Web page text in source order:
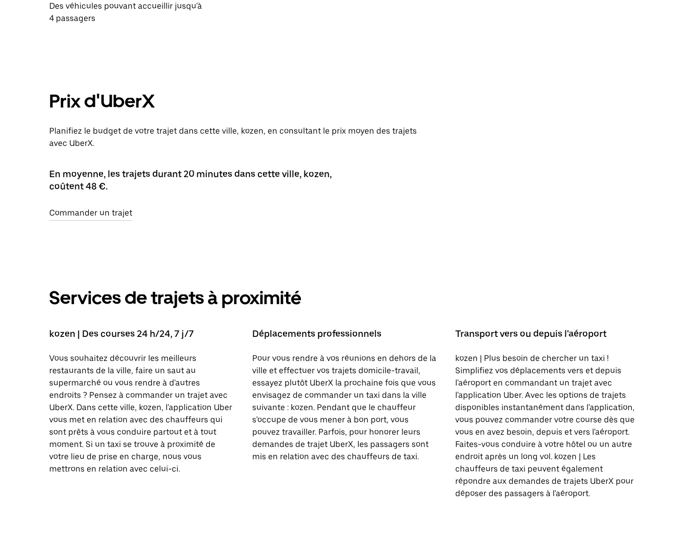
Des véhicules pouvant accueillir jusqu'à
4 passagers
Prix d'UberX
Planifiez le budget de votre trajet dans cette ville, kozen, en consultant le prix moyen des trajets
avec UberX.
En moyenne, les trajets durant 20 minutes dans cette ville, kozen,
coûtent 48 €.
Commander un trajet
Services de trajets à proximité
kozen | Des courses 24 h/24, 7 j/7
Vous souhaitez découvrir les meilleurs
restaurants de la ville, faire un saut au
supermarché ou vous rendre à d'autres
endroits ? Pensez à commander un trajet avec
UberX. Dans cette ville, kozen, l'application Uber
vous met en relation avec des chauffeurs qui
sont prêts à vous conduire partout et à tout
moment. Si un taxi se trouve à proximité de
votre lieu de prise en charge, nous vous
mettrons en relation avec celui-ci.
Déplacements professionnels
Pour vous rendre à vos réunions en dehors de la
ville et effectuer vos trajets domicile-travail,
essayez plutôt UberX la prochaine fois que vous
envisagez de commander un taxi dans la ville
suivante : kozen. Pendant que le chauffeur
s'occupe de vous mener à bon port, vous
pouvez travailler. Parfois, pour honorer leurs
demandes de trajet UberX, les passagers sont
mis en relation avec des chauffeurs de taxi.
Transport vers ou depuis l'aéroport
kozen | Plus besoin de chercher un taxi !
Simplifiez vos déplacements vers et depuis
l'aéroport en commandant un trajet avec
l'application Uber. Avec les options de trajets
disponibles instantanément dans l'application,
vous pouvez commander votre course dès que
vous en avez besoin, depuis et vers l'aéroport.
Faites-vous conduire à votre hôtel ou un autre
endroit après un long vol. kozen | Les
chauffeurs de taxi peuvent également
répondre aux demandes de trajets UberX pour
déposer des passagers à l'aéroport.